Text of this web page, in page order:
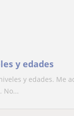
y edades
y edades. Me
No...